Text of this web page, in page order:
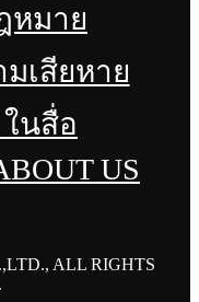
หมาย
เสียหาย
ในสื่อ
US
ALL RIGHTS